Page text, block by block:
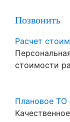
Позвонить
Расчет
стоимости
Плановое ТО